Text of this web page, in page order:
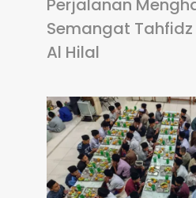
Perjalanan
Semangat
Al Hilal